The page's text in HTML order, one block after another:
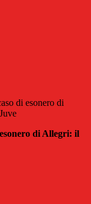
di esonero di
di Allegri: il